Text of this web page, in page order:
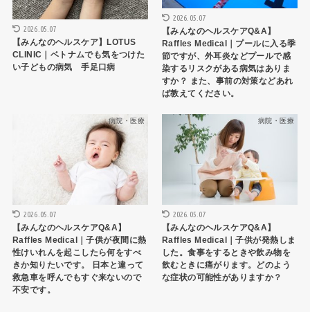
2026.05.07
【みんなのヘルスケア】LOTUS
CLINIC｜ベトナムでも気をつけた
い子どもの病気 手足口病
2026.05.07
【みんなのヘルスケアQ&A】
Raffles Medical｜プールに入る季
節ですが、外耳炎などプールで感
染するリスクがある病気はありま
すか？ また、事前の対策などあれ
ば教えてください。
病院・医療
2026.05.07
【みんなのヘルスケアQ&A】
Raffles Medical｜子供が夜間に熱
性けいれんを起こしたら何をすべ
きか知りたいです。 日本と違って
救急車を呼んでもすぐ来ないので
不安です。
病院・医療
2026.05.07
【みんなのヘルスケアQ&A】
Raffles Medical｜子供が発熱しま
した。食事をするときや飲み物を
飲むときに痛がります。どのよう
な症状の可能性がありますか？